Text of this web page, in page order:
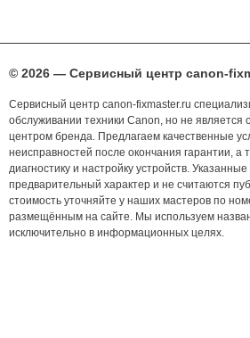
© 2026 — Сервисный центр canon-
Сервисный центр canon-fixmaster.ru
обслуживании техники Canon, но не
центром бренда. Предлагаем качественные
неисправностей после окончания гарантии, а
диагностику и настройку устройств.
предварительный характер и не считаются
стоимость уточняйте у наших мастеров по
размещённым на сайте. Мы используем
исключительно в информационных целях.